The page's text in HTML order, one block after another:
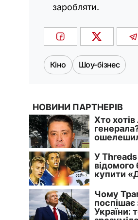
заробляти.
Кіно Шоу-бізнес